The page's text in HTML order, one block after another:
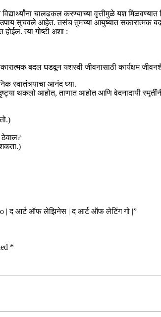
चालढकल करण्याच्या वृत्तीमुळे यश
सुचवले आहेत. तसंच तुमच्या आयुष्यात सकारात्मक
त्या गोष्टी अशा :
बदल घडवून यशस्वी जीवनासाठी कार्यक्षम
स्वातंत्र्याचा आनंद घ्या.
थकलो आहोत, ताणात आहोत आणि वेदनादायी
| द आर्ट ऑफ लेझिनेस | द आर्ट ऑफ लेटिंग गो |”
*